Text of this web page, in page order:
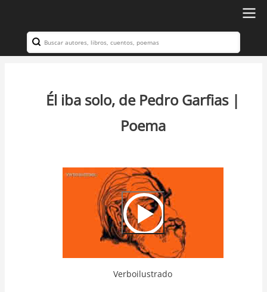
contenido
principal
Navegación
Search
Él iba solo, de Pedro Garfias |
Poema
Video
Url
Verboilustrado